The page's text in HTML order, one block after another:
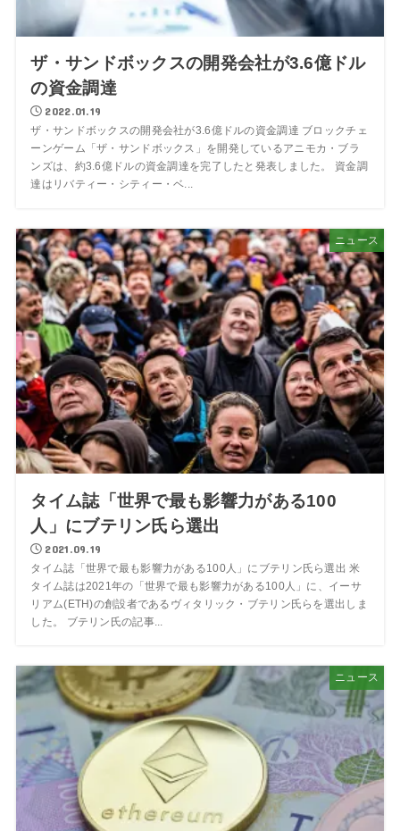
ザ・サンドボックスの開発会社が3.6億ドル
の資金調達
2022.01.19
ザ・サンドボックスの開発会社が3.6億ドルの資金調達 ブロックチェ
ーンゲーム「ザ・サンドボックス」を開発しているアニモカ・ブラ
ンズは、約3.6億ドルの資金調達を完了したと発表しました。 資金調
達はリバティー・シティー・ベ...
ニュース
タイム誌「世界で最も影響力がある100
人」にブテリン氏ら選出
2021.09.19
タイム誌「世界で最も影響力がある100人」にブテリン氏ら選出 米
タイム誌は2021年の「世界で最も影響力がある100人」に、イーサ
リアム(ETH)の創設者であるヴィタリック・ブテリン氏らを選出しま
した。 ブテリン氏の記事...
ニュース